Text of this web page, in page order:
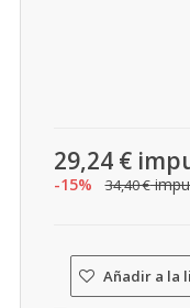
29,24 €
-15% 34,40 €
Añadir a la